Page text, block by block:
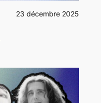
23 décembre 2025